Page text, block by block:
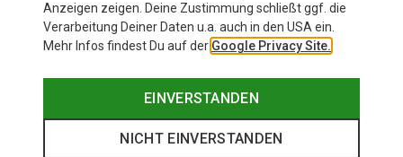
Anzeigen zeigen. Deine Zustimmung schließt ggf. die
Verarbeitung Deiner Daten u.a. auch in den USA ein.
Mehr Infos findest Du auf der Google Privacy Site.
EINVERSTANDEN
NICHT EINVERSTANDEN